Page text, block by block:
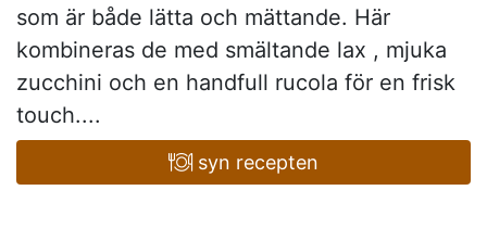
som är både lätta och mättande. Här
kombineras de med smältande lax , mjuka
zucchini och en handfull rucola för en frisk
touch....
syn recepten